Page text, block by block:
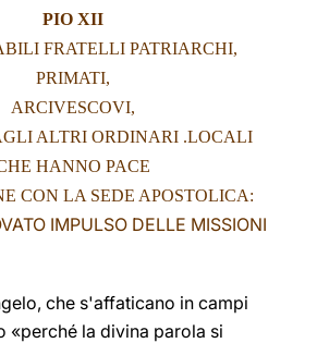
PIO XII
FRATELLI PATRIARCHI,
PRIMATI,
ARCIVESCOVI,
ALTRI ORDINARI .LOCALI
HANNO PACE
CON LA SEDE APOSTOLICA:
IMPULSO DELLE MISSIONI
che s'affaticano in campi
«perché la divina parola si